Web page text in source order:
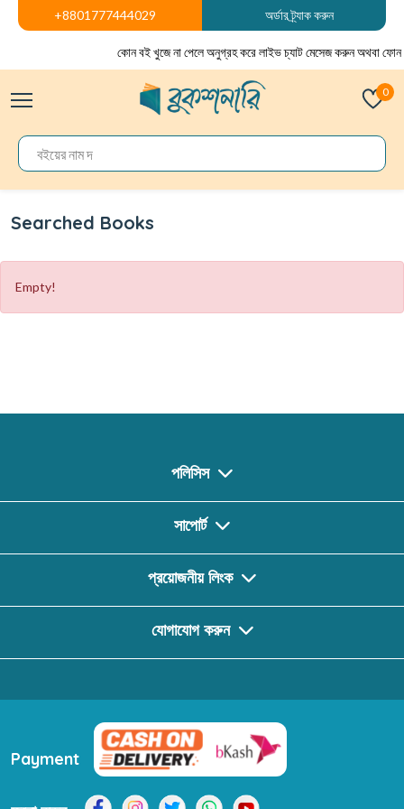
+8801777444029 অর্ডার ট্র্যাক করুন
কোন বই খুজে না পেলে অনুগ্রহ করে লাইভ চ্যাট মেসেজ করুন অথবা
0
Searched Books
Empty!
পলিসিস
সাপোর্ট
প্রয়োজনীয় লিংক
যোগাযোগ করুন
Payment